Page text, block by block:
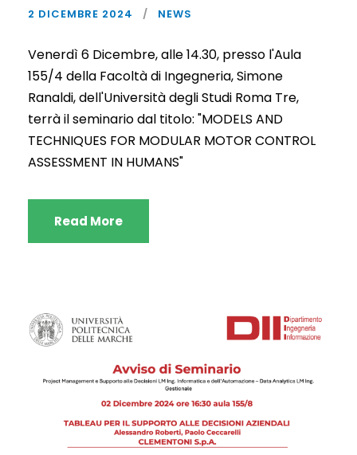
2 DICEMBRE 2024 NEWS
Venerdì 6 Dicembre, alle 14.30, presso l'Aula
155/4 della Facoltà di Ingegneria, Simone
Ranaldi, dell'Università degli Studi Roma Tre,
terrà il seminario dal titolo: "MODELS AND
TECHNIQUES FOR MODULAR MOTOR CONTROL
ASSESSMENT IN HUMANS"
Read More